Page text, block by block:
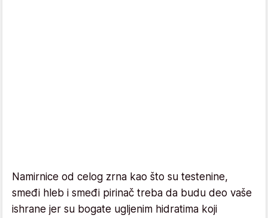
Namirnice od celog zrna kao što su testenine,
smeđi hleb i smeđi pirinač treba da budu deo vaše
ishrane jer su bogate ugljenim hidratima koji